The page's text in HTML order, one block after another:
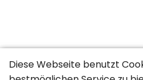
Diese Webseite benutzt